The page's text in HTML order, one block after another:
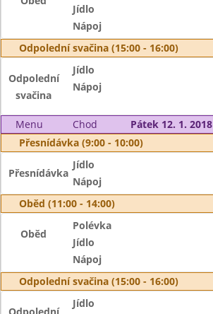
Jídlo
Nápoj
Odpolední svačina (15:00 - 16:00)
Odpolední
svačina
Jídlo
Nápoj
Menu Chod
Pátek 12. 1. 2018
Přesnídávka (9:00 - 10:00)
Přesnídávka
Jídlo
Nápoj
Oběd (11:00 - 14:00)
Oběd
Polévka
Jídlo
Nápoj
Odpolední svačina (15:00 - 16:00)
Jídlo